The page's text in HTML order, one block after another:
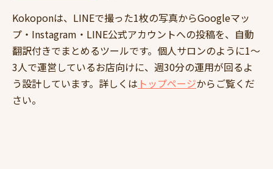
Kokoponは、LINEで撮った1枚の写真からGoogleマッ
プ・Instagram・LINE公式アカウントへの投稿を、自動
翻訳付きでまとめるツールです。個人サロンのように1〜
3人で運営しているお店向けに、週30分の運用が回るよ
う設計しています。詳しくは トップページからご覧くだ
さい。